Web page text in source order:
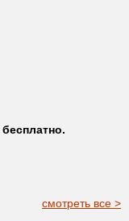
бесплатно.
смотреть все >